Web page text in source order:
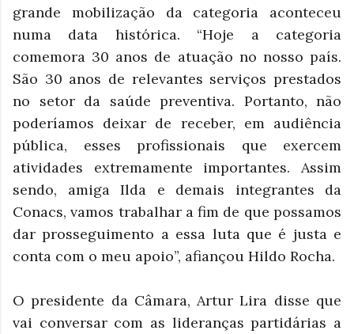
grande mobilização da categoria aconteceu
numa data histórica. “Hoje a categoria
comemora 30 anos de atuação no nosso país.
São 30 anos de relevantes serviços prestados
no setor da saúde preventiva. Portanto, não
poderíamos deixar de receber, em audiência
pública, esses profissionais que exercem
atividades extremamente importantes. Assim
sendo, amiga Ilda e demais integrantes da
Conacs, vamos trabalhar a fim de que possamos
dar prosseguimento a essa luta que é justa e
conta com o meu apoio”, afiançou Hildo Rocha.
O presidente da Câmara, Artur Lira disse que
vai conversar com as lideranças partidárias a